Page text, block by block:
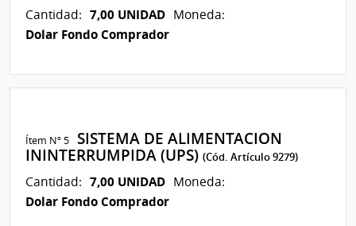
Cantidad: 7,00 UNIDAD Moneda:
Dolar Fondo Comprador
Ítem Nº 5
SISTEMA DE ALIMENTACION
ININTERRUMPIDA (UPS)(Cód. Artículo 9279)
Cantidad: 7,00 UNIDAD Moneda:
Dolar Fondo Comprador